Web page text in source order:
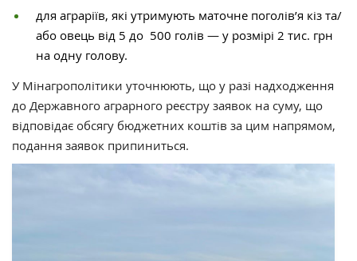
для аграріїв, які утримують маточне поголів’я кіз та/
або овець від 5 до 500 голів — у розмірі 2 тис. грн
на одну голову.
У Мінагрополітики уточнюють, що у разі надходження
до Державного аграрного реєстру заявок на суму, що
відповідає обсягу бюджетних коштів за цим напрямом,
подання заявок припиниться.